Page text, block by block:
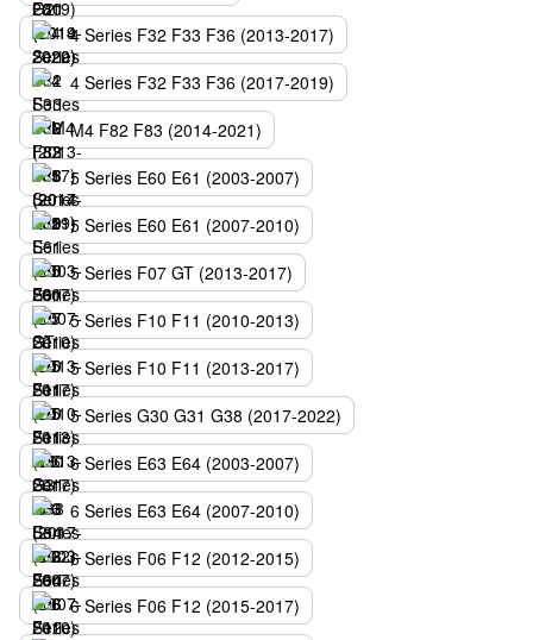
4 Series F32 F33 F36 (2013-2017)
4 Series F32 F33 F36 (2017-2019)
M4 F82 F83 (2014-2021)
5 Series E60 E61 (2003-2007)
5 Series E60 E61 (2007-2010)
5 Series F07 GT (2013-2017)
5 Series F10 F11 (2010-2013)
5 Series F10 F11 (2013-2017)
5 Series G30 G31 G38 (2017-2022)
6 Series E63 E64 (2003-2007)
6 Series E63 E64 (2007-2010)
6 Series F06 F12 (2012-2015)
6 Series F06 F12 (2015-2017)